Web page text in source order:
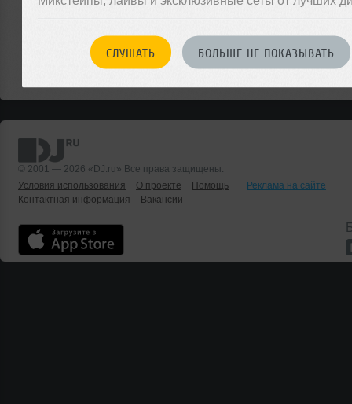
СЛУШАТЬ БОЛЬШЕ НЕ ПОКАЗЫВАТЬ
будущем нас не ожидает.
Или мы о чем-то не знаем? ДОБАВИТЬ СОБЫТИЕ
© 2001 — 2026 «DJ.ru» Все права защищены.
Условия использования
О проекте Помощь
Реклама на сайте
Контактная информация
Вакансии